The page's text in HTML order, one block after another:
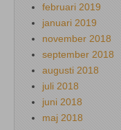
februari 2019
januari 2019
november 2018
september 2018
augusti 2018
juli 2018
juni 2018
maj 2018